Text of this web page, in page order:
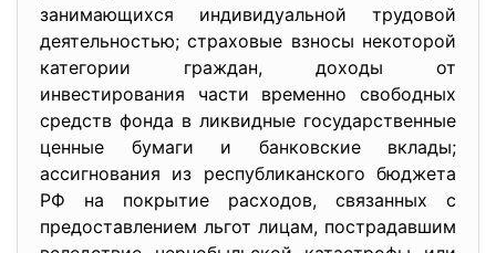
занимающихся индивидуальной трудовой
деятельностью; страховые взносы некоторой
категории граждан, доходы от
инвестирования части временно свободных
средств фонда в ликвидные государственные
ценные бумаги и банковские вклады;
ассигнования из республиканского бюджета
РФ на покрытие расходов, связанных с
предоставлением льгот лицам, пострадавшим